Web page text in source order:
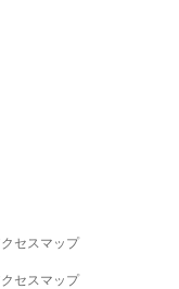
セスマップ
セスマップ